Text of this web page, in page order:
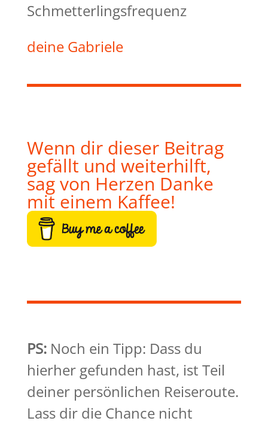
Schmetterlingsfrequenz
deine Gabriele
Wenn dir dieser Beitrag
gefällt und weiterhilft,
sag von Herzen Danke
mit einem Kaffee!
PS: Noch ein Tipp: Dass du
hierher gefunden hast, ist Teil
deiner persönlichen Reiseroute.
Lass dir die Chance nicht